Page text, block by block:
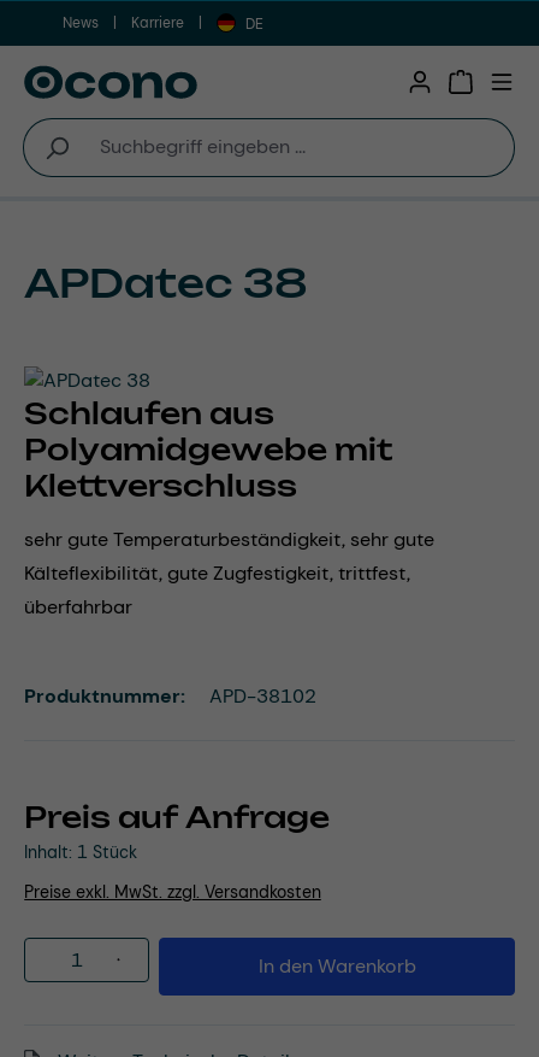
Zum Hauptinhalt springen
News Karriere DE
APDatec 38
Schlaufen aus
Polyamidgewebe mit
Klettverschluss
sehr gute Temperaturbeständigkeit, sehr gute
Kälteflexibilität, gute Zugfestigkeit, trittfest,
überfahrbar
Preis auf Anfrage
Inhalt: 1 Stück
Preise exkl. MwSt. zzgl. Versandkosten
Produkt Anzahl: Gib den gewünschten
In den Warenkorb
Produktnummer: APD-38102